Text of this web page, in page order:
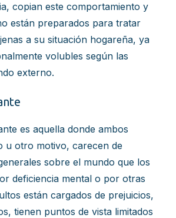
copian este comportamiento y
están preparados para tratar
a su situación hogareña, ya
volubles según las
externo.
es aquella donde ambos
u otro motivo, carecen de
sobre el mundo que los
deficiencia mental o por otras
están cargados de prejuicios,
tienen puntos de vista limitados